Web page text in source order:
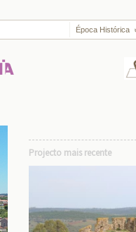
Época Histórica
Projecto mais recente